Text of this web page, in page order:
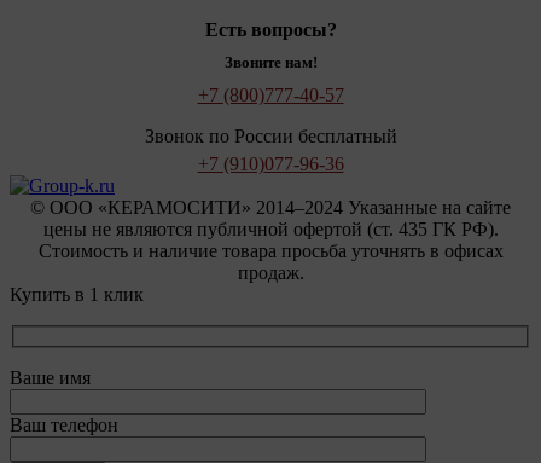
Есть вопросы?
Звоните нам!
+7 (800)777-40-57
Звонок по России бесплатный
+7 (910)077-96-36
© OOO «КЕРАМОСИТИ» 2014–2024 Указанные на сайте
цены не являются публичной офертой (ст. 435 ГК РФ).
Стоимость и наличие товара просьба уточнять в офисах
продаж.
Купить в 1 клик
Ваше имя
Ваш телефон